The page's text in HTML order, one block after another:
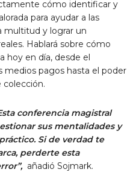
cómo identificar y
para ayudar a las
multitud y lograr un
Hablará sobre cómo
hoy en día, desde el
pagos hasta el poder
colección.
conferencia magistral
sus mentalidades y
Side verdad te
perderte esta
añadió Sojmark.